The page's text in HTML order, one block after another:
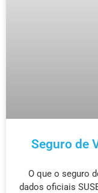
Seguro de
O que o seguro
dados oficiais